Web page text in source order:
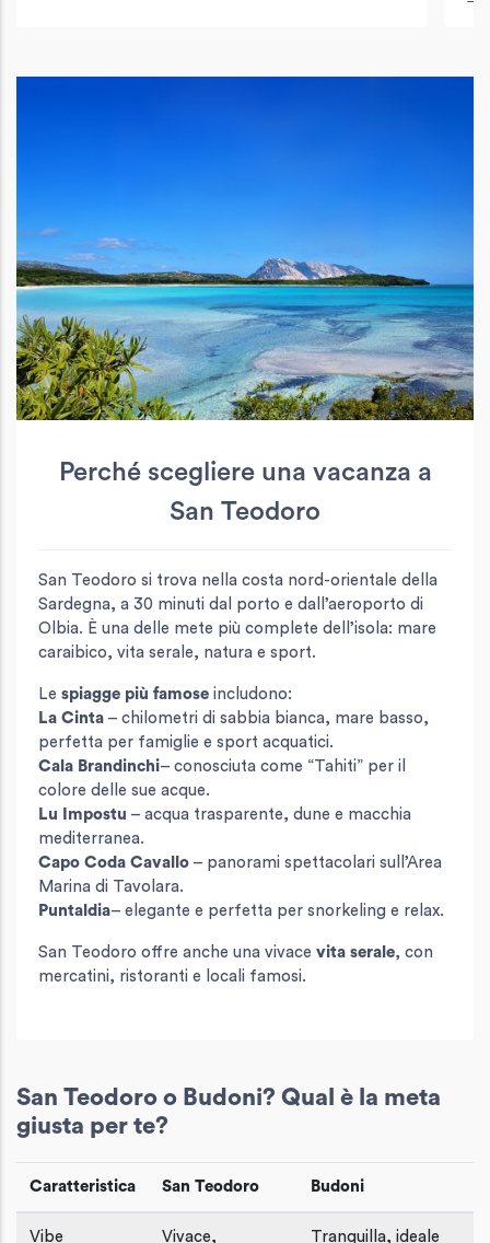
Perché scegliere una vacanza a
San Teodoro
San Teodoro si trova nella costa nord-orientale della
Sardegna, a 30 minuti dal porto e dall’aeroporto di
Olbia. È una delle mete più complete dell’isola: mare
caraibico, vita serale, natura e sport.
Le spiagge più famose includono:
La Cinta – chilometri di sabbia bianca, mare basso,
perfetta per famiglie e sport acquatici.
Cala Brandinchi– conosciuta come “Tahiti” per il
colore delle sue acque.
Lu Impostu – acqua trasparente, dune e macchia
mediterranea.
Capo Coda Cavallo – panorami spettacolari sull’Area
Marina di Tavolara.
Puntaldia– elegante e perfetta per snorkeling e relax.
San Teodoro offre anche una vivace vita serale, con
mercatini, ristoranti e locali famosi.
San Teodoro o Budoni? Qual è la meta
giusta per te?
Caratteristica San Teodoro Budoni
Vibe
Vivace,
Tranquilla, ideale